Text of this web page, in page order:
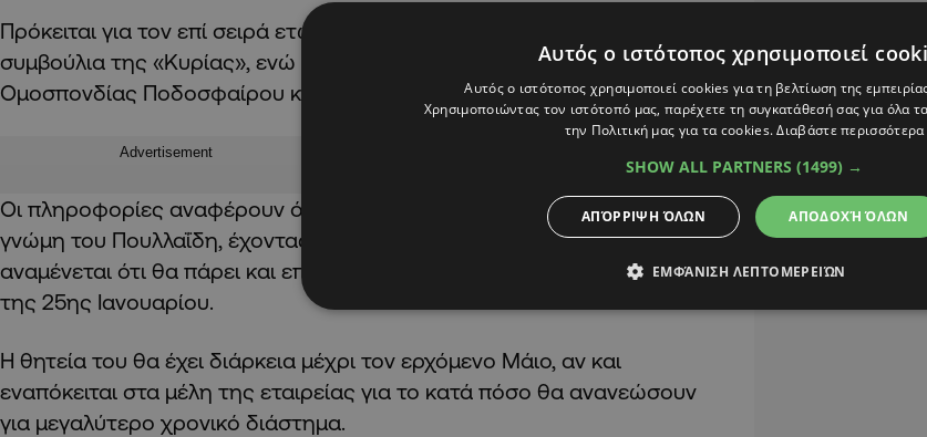
Πρόκειται για τον επί σειρά ετών παράγοντα σε αρκετά διοικητικά
συμβούλια της «Κυρίας», ενώ διετέλεσε αντιπρόεδρος της Κυπριακής
Ομοσπονδίας Ποδοσφαίρου και ως εκπρόσωπος της ομάδας.
Advertisement
Οι πληροφορίες αναφέρουν ότι ο Σάντης αναλαμβάνει με τη σύμφωνο
γνώμη του Πουλλαΐδη, έχοντας τη στήριξη και τη συμβολή του και
αναμένεται ότι θα πάρει και επίσημα το χρίσμα στη Γενική Συνέλευση
της 25ης Ιανουαρίου.
Η θητεία του θα έχει διάρκεια μέχρι τον ερχόμενο Μάιο, αν και
εναπόκειται στα μέλη της εταιρείας για το κατά πόσο θα ανανεώσουν
για μεγαλύτερο χρονικό διάστημα.
Αυτός ο ιστότοπος χρησιμοποιεί
Αυτός ο ιστότοπος χρησιμοποιεί cookies για τη βελτίωση της
Χρησιμοποιώντας τον ιστότοπό μας, παρέχετε τη συγκατάθεσή σας για όλα
την Πολιτική μας για τα cookies.Διαβάστε περισσότερα
SHOW ALL PARTNERS (1499) →
ΑΠΟΔΟΧΉ ΌΛΩΝ
ΑΠΌΡΡΙΨΗ ΌΛΩΝ
ΕΜΦΆΝΙΣΗ ΛΕΠΤΟΜΕΡΕΙΏΝ